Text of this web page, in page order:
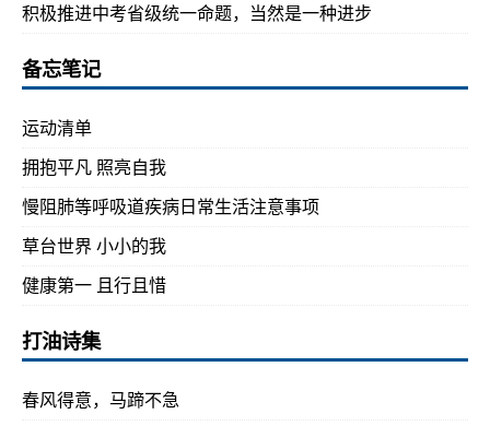
积极推进中考省级统一命题，当然是一种进步
备忘笔记
运动清单
拥抱平凡 照亮自我
慢阻肺等呼吸道疾病日常生活注意事项
草台世界 小小的我
健康第一 且行且惜
打油诗集
春风得意，马蹄不急